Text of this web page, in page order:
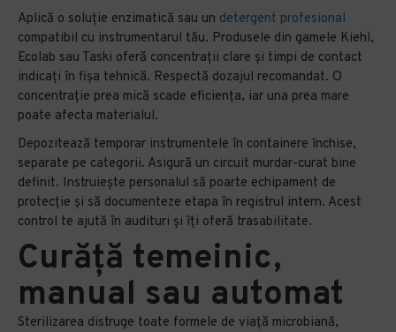
Aplică o soluție enzimatică sau un detergent profesional
compatibil cu instrumentarul tău. Produsele din gamele Kiehl,
Ecolab sau Taski oferă concentrații clare și timpi de contact
indicați în fișa tehnică. Respectă dozajul recomandat. O
concentrație prea mică scade eficiența, iar una prea mare
poate afecta materialul.
Depozitează temporar instrumentele în containere închise,
separate pe categorii. Asigură un circuit murdar-curat bine
definit. Instruiește personalul să poarte echipament de
protecție și să documenteze etapa în registrul intern. Acest
control te ajută în audituri și îți oferă trasabilitate.
Curăță temeinic,
manual sau automat
Sterilizarea distruge toate formele de viață microbiană,